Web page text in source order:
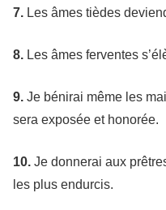
7. Les âmes tièdes
8. Les âmes ferventes
9. Je bénirai même les
sera exposée et honorée.
10. Je donnerai aux
les plus endurcis.